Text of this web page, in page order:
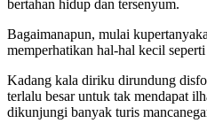
bertahan hidup dan tersenyum.
Bagaimanapun, mulai
memperhatikan hal-hal kecil
Kadang kala diriku dirundung
terlalu besar untuk tak mendapat
dikunjungi banyak turis